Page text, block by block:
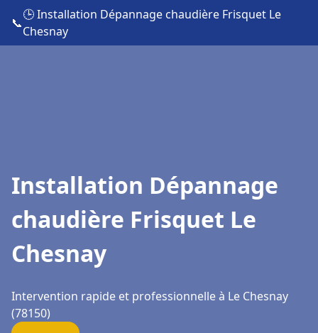
📞
🕒 Installation Dépannage chaudière Frisquet Le
Chesnay
Installation Dépannage
chaudière Frisquet Le
Chesnay
Intervention rapide et professionnelle à Le Chesnay
(78150)